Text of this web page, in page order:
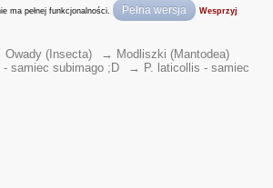
ma pełnej funkcjonalności. Pełna wersja Wesprzyj
Owady (Insecta) → Modliszki (Mantodea)
- samiec subimago ;D → P. laticollis - samiec